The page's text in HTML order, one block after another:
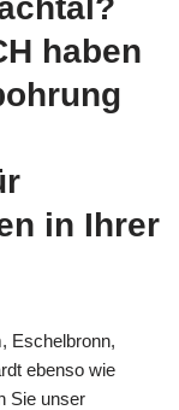
haben
in Ihrer
Eschelbronn,
ebenso wie
Sie unser